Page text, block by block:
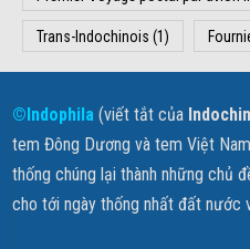
Trans-Indochinois (1)
©Indophila (viết tắt của
tem Đông Dương và tem Việt
thống chúng lại thành những chủ
cho tới ngày thống nhất đất nước